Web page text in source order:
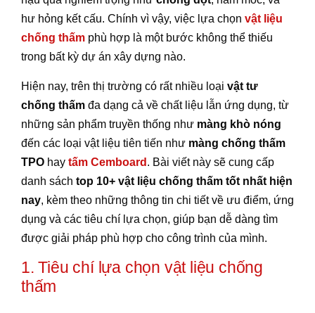
hư hỏng kết cấu. Chính vì vậy, việc lựa chọn vật liệu
chống thấm phù hợp là một bước không thể thiếu
trong bất kỳ dự án xây dựng nào.
Hiện nay, trên thị trường có rất nhiều loại vật tư
chống thấm đa dạng cả về chất liệu lẫn ứng dụng, từ
những sản phẩm truyền thống như màng khò nóng
đến các loại vật liệu tiên tiến như màng chống thấm
TPO hay tấm Cemboard . Bài viết này sẽ cung cấp
danh sách top 10+ vật liệu chống thấm tốt nhất hiện
nay, kèm theo những thông tin chi tiết về ưu điểm, ứng
dụng và các tiêu chí lựa chọn, giúp bạn dễ dàng tìm
được giải pháp phù hợp cho công trình của mình.
1. Tiêu chí lựa chọn vật liệu chống
thấm